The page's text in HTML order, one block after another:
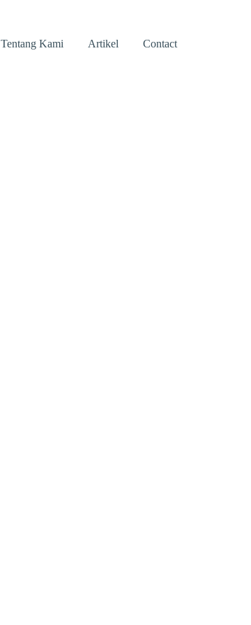
Tentang Kami Artikel Contact